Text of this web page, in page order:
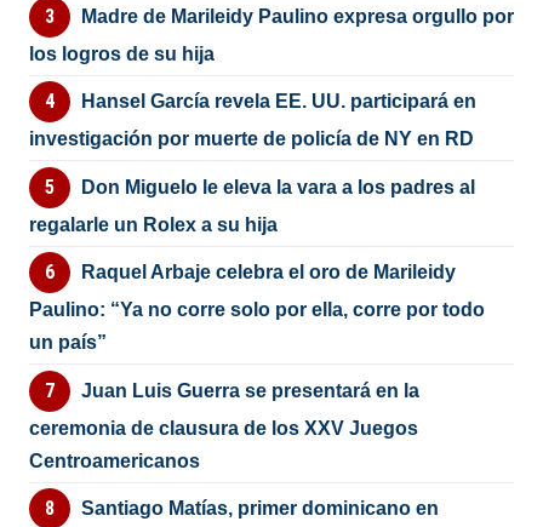
Madre de Marileidy Paulino expresa orgullo por
los logros de su hija
Hansel García revela EE. UU. participará en
investigación por muerte de policía de NY en RD
Don Miguelo le eleva la vara a los padres al
regalarle un Rolex a su hija
Raquel Arbaje celebra el oro de Marileidy
Paulino: “Ya no corre solo por ella, corre por todo
un país”
Juan Luis Guerra se presentará en la
ceremonia de clausura de los XXV Juegos
Centroamericanos
Santiago Matías, primer dominicano en